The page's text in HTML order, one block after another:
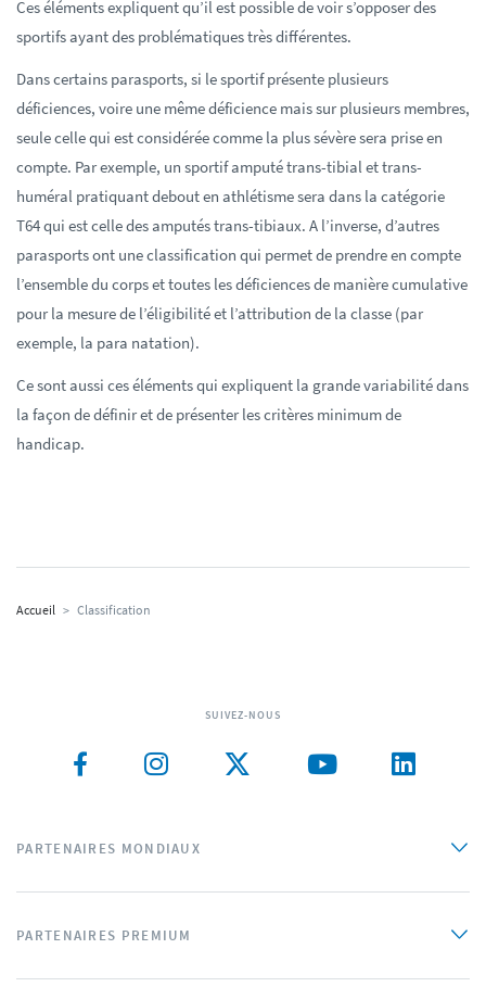
Ces éléments expliquent qu’il est possible de voir s’opposer des
sportifs ayant des problématiques très différentes.
Dans certains parasports, si le sportif présente plusieurs
déficiences, voire une même déficience mais sur plusieurs membres,
seule celle qui est considérée comme la plus sévère sera prise en
compte. Par exemple, un sportif amputé trans-tibial et trans-
huméral pratiquant debout en athlétisme sera dans la catégorie
T64 qui est celle des amputés trans-tibiaux. A l’inverse, d’autres
parasports ont une classification qui permet de prendre en compte
l’ensemble du corps et toutes les déficiences de manière cumulative
pour la mesure de l’éligibilité et l’attribution de la classe (par
exemple, la para natation).
Ce sont aussi ces éléments qui expliquent la grande variabilité dans
la façon de définir et de présenter les critères minimum de
handicap.
Accueil > Classification
SUIVEZ-NOUS
PARTENAIRES MONDIAUX
PARTENAIRES PREMIUM